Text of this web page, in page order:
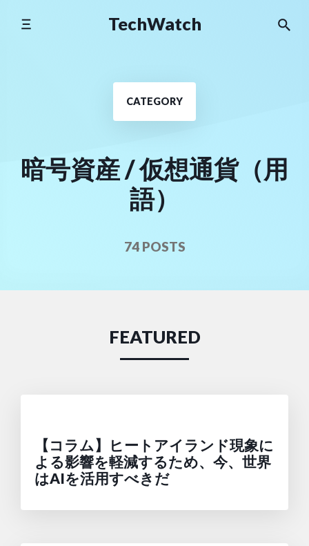
TechWatch
CATEGORY
暗号資産 / 仮想通貨（用
語）
74 POSTS
FEATURED
【コラム】ヒートアイランド現象に
よる影響を軽減するため、今、世界
はAIを活用すべきだ